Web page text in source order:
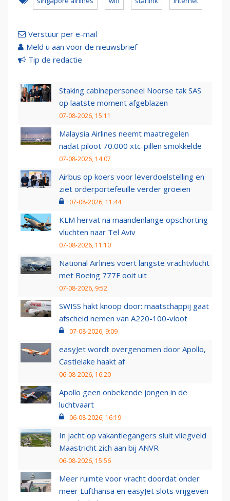
Verstuur per e-mail
Meld u aan voor de nieuwsbrief
Tip de redactie
Staking cabinepersoneel Noorse tak SAS
op laatste moment afgeblazen
07-08-2026, 15:11
Malaysia Airlines neemt maatregelen
nadat piloot 70.000 xtc-pillen smokkelde
07-08-2026, 14:07
Airbus op koers voor leverdoelstelling en
ziet orderportefeuille verder groeien
07-08-2026, 11:44
KLM hervat na maandenlange opschorting
vluchten naar Tel Aviv
07-08-2026, 11:10
National Airlines voert langste vrachtvlucht
met Boeing 777F ooit uit
07-08-2026, 9:52
SWISS hakt knoop door: maatschappij gaat
afscheid nemen van A220-100-vloot
07-08-2026, 9:09
easyJet wordt overgenomen door Apollo,
Castlelake haakt af
06-08-2026, 16:20
Apollo geen onbekende jongen in de
luchtvaart
06-08-2026, 16:19
In jacht op vakantiegangers sluit vliegveld
Maastricht zich aan bij ANVR
06-08-2026, 15:56
Meer ruimte voor vracht doordat onder
meer Lufthansa en easyJet slots vrijgeven